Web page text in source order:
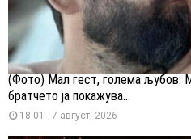
(Фото) Мал гест, голема љубов:
братчето ја покажува...
18:01 - 7 август, 2026